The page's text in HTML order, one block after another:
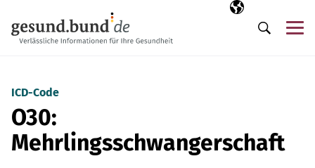
Ausgewählte
DE
Suche
ICD-Code
O30:
Mehrlingsschwangerschaft